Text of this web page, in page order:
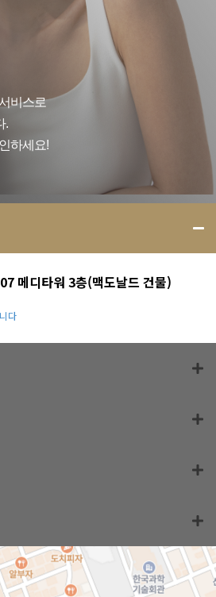
비스로
.
하세요!
메디타워 3층(맥도날드 건물)
다